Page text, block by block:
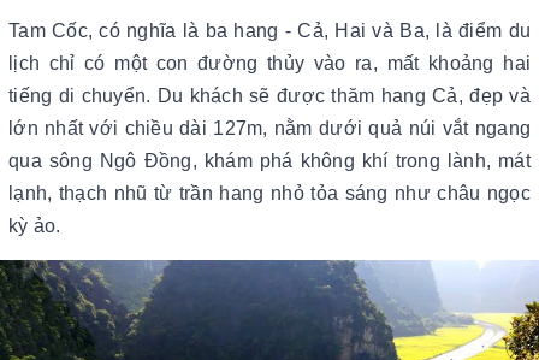
Tam Cốc, có nghĩa là ba hang - Cả, Hai và Ba, là điểm du
lịch chỉ có một con đường thủy vào ra, mất khoảng hai
tiếng di chuyển. Du khách sẽ được thăm hang Cả, đẹp và
lớn nhất với chiều dài 127m, nằm dưới quả núi vắt ngang
qua sông Ngô Đồng, khám phá không khí trong lành, mát
lạnh, thạch nhũ từ trần hang nhỏ tỏa sáng như châu ngọc
kỳ ảo.